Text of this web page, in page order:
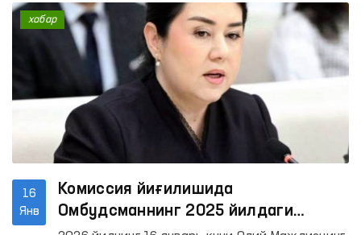
билан учрашди.
16
Янв
Комиссия йиғилишида
Омбудсманнинг 2025 йилдаги
хабар